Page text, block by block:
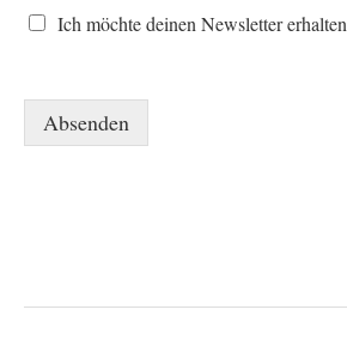
k
x
n
C
h
Ich möchte deinen Newsletter erhalten
Absenden